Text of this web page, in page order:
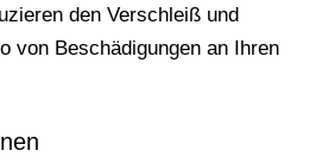
den Verschleiß und
von Beschädigungen an Ihren